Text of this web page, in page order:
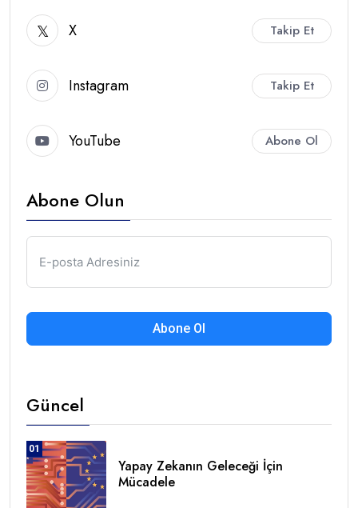
X Takip Et
Instagram Takip Et
YouTube Abone Ol
Abone Olun
Abone Ol
Güncel
01
Yapay Zekanın Geleceği İçin
Mücadele